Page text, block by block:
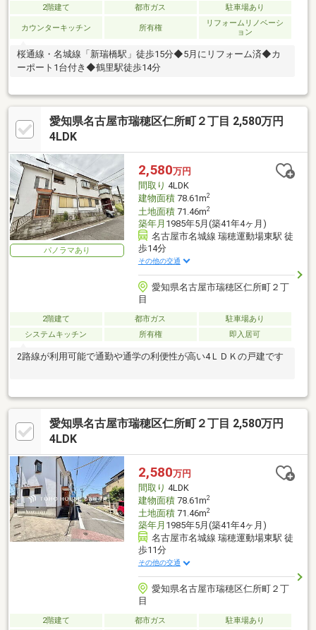
2階建て 都市ガス 駐車場あり
カウンターキッチン 所有権
リフォームリノベーシ
ョン
桜通線・名城線「新瑞橋駅」徒歩15分◆5月にリフォーム済◆カ
ーポート1台付き◆鶴里駅徒歩14分
愛知県名古屋市瑞穂区仁所町２丁目 2,580万円
4LDK
パノラマあり
2,580万円
間取り 4LDK
建物面積78.61m2
土地面積71.46m2
築年月 1985年5月(築41年4ヶ月)
名古屋市名城線 瑞穂運動場東駅 徒
歩14分
その他の交通
愛知県名古屋市瑞穂区仁所町２丁
目
2階建て 都市ガス
駐車場あり
システムキッチン
所有権 即入居可
2路線が利用可能で通勤や通学の利便性が高い4ＬＤＫの戸建です
愛知県名古屋市瑞穂区仁所町２丁目 2,580万円
4LDK
2,580万円
間取り 4LDK
建物面積78.61m2
土地面積71.46m2
築年月 1985年5月(築41年4ヶ月)
名古屋市名城線 瑞穂運動場東駅 徒
歩11分
その他の交通
愛知県名古屋市瑞穂区仁所町２丁
目
2階建て 都市ガス
駐車場あり